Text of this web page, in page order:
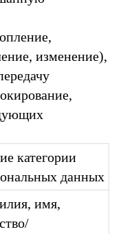
изменение),
категории
данных
имя,